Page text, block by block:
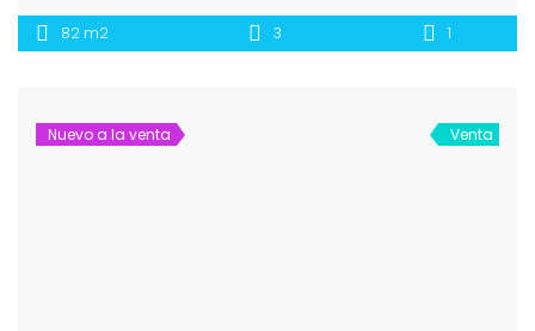
82 m2 3 1
Nuevo a la venta Venta